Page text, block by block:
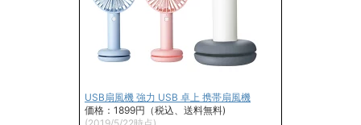
USB扇風機 強力 USB 卓上 携帯扇風機
価格：1899円（税込、送料無料)